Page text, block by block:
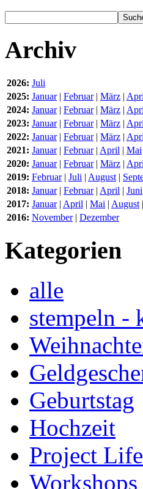
Archiv
2026: Juli
2025: Januar| Februar| März |
2024: Januar| Februar| März |
2023: Januar| Februar| März |
2022: Januar| Februar| März |
2021: Januar| Februar| April | Mai
2020: Januar| Februar| März |
2019: Februar| Juli | August |
2018: Januar| Februar| April | Juni
2017: Januar| April | Mai | August |
2016: November| Dezember
Kategorien
alle
stempeln -
Geburtstag
Hochzeit
Project Life
Workshops